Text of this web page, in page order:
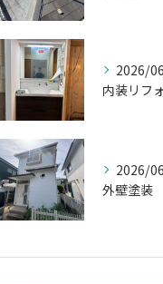
2026/
内装リフ
2026/
外壁塗装